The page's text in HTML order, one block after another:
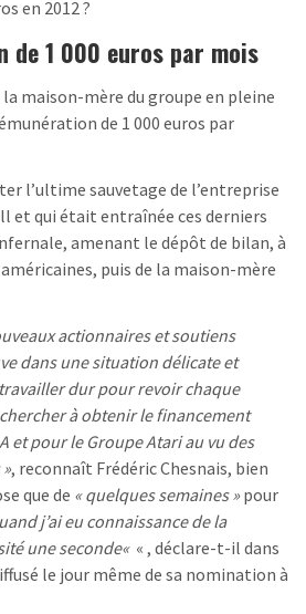
en 2012 ?
de 1 000 euros par mois
maison-mère du groupe en pleine
de 1 000 euros par
l’ultime sauvetage de l’entreprise
et qui était entraînée ces derniers
amenant le dépôt de bilan, à
puis de la maison-mère
actionnaires et soutiens
dans une situation délicate et
dur pour revoir chaque
à obtenir le financement
et pour le Groupe Atari au vu des
, reconnaît Frédéric Chesnais, bien
que de « quelques semaines »pour
j’ai eu connaissance de la
une seconde« « , déclare-t-il dans
le jour même de sa nomination à